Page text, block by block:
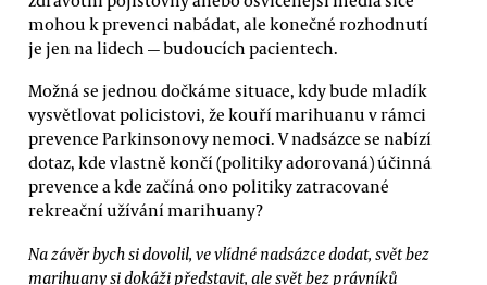
mohou k prevenci nabádat, ale konečné rozhodnutí
je jen na lidech — budoucích pacientech.
Možná se jednou dočkáme situace, kdy bude mladík
vysvětlovat policistovi, že kouří marihuanu v rámci
prevence Parkinsonovy nemoci. V nadsázce se nabízí
dotaz, kde vlastně končí (politiky adorovaná) účinná
prevence a kde začíná ono politiky zatracované
rekreační užívání marihuany?
Na závěr bych si dovolil, ve vlídné nadsázce dodat, svět bez
marihuany si dokáži představit, ale svět bez právníků